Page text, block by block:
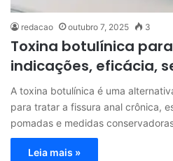
redacao outubro 7, 2025 3
Toxina botulínica
indicações, eficácia,
A toxina botulínica é uma
para tratar a fissura anal crônica,
pomadas e medidas
Leia mais »